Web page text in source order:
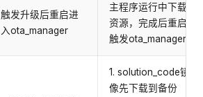
触发升级后重启进
入ota_manager
主程序运行中下载
资源，完成后重启
触发ota_manager
1. solution_code镜
像先下载到备份